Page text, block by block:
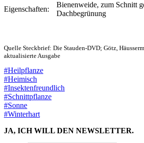
Eigenschaften:
Bienenweide, zum Schnitt
Dachbegrünung
Quelle Steckbrief: Die Stauden-DVD; Götz,
aktualisierte Ausgabe
#Heilpflanze
#Heimisch
#Insektenfreundlich
#Schnittpflanze
#Sonne
#Winterhart
JA, ICH WILL DEN NEWSLETTER.